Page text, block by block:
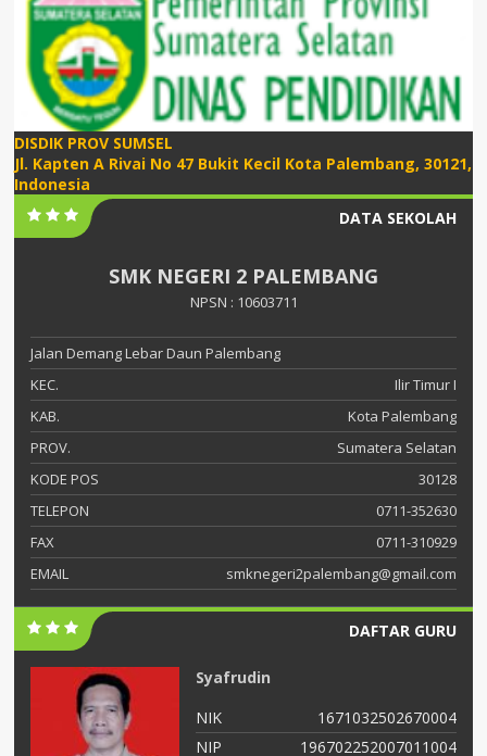
DISDIK PROV SUMSEL
Jl. Kapten A Rivai No 47 Bukit Kecil Kota Palembang, 30121,
Indonesia
DATA SEKOLAH
SMK NEGERI 2 PALEMBANG
NPSN : 10603711
Jalan Demang Lebar Daun Palembang
KEC.
Ilir Timur I
KAB.
Kota Palembang
PROV.
Sumatera Selatan
KODE POS
30128
TELEPON
0711-352630
FAX
0711-310929
EMAIL
smknegeri2palembang@gmail.com
DAFTAR GURU
Syafrudin
NIK
1671032502670004
NIP
196702252007011004